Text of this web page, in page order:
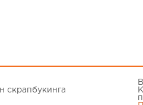
скрапбукинга